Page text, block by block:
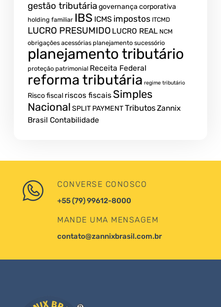
gestão tributária governança corporativa
holding familiar IBS ICMS impostos ITCMD
LUCRO PRESUMIDO LUCRO REAL NCM
obrigações acessórias planejamento sucessório
planejamento tributário
proteção patrimonial Receita Federal
reforma tributária regime tributário
Risco fiscal riscos fiscais Simples
Nacional SPLIT PAYMENTTributosZannix
Brasil Contabilidade
CONVERSE CONOSCO
+55 (79) 99612-8000
MANDE UMA MENSAGEM
contato@zannixbrasil.com.br